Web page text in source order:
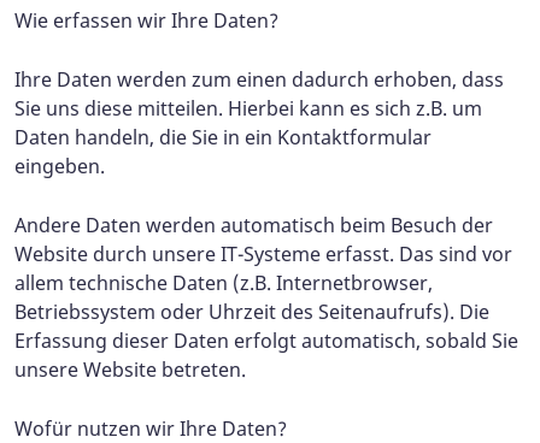
Wie erfassen wir Ihre Daten?
Ihre Daten werden zum einen dadurch erhoben, dass
Sie uns diese mitteilen. Hierbei kann es sich z.B. um
Daten handeln, die Sie in ein Kontaktformular
eingeben.
Andere Daten werden automatisch beim Besuch der
Website durch unsere IT-Systeme erfasst. Das sind vor
allem technische Daten (z.B. Internetbrowser,
Betriebssystem oder Uhrzeit des Seitenaufrufs). Die
Erfassung dieser Daten erfolgt automatisch, sobald Sie
unsere Website betreten.
Wofür nutzen wir Ihre Daten?